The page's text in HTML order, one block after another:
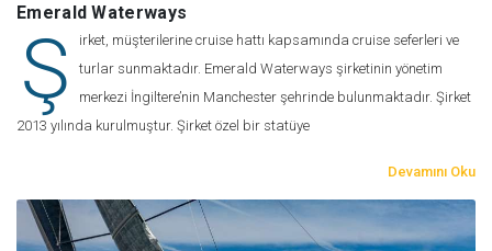
Emerald Waterways
Ş
irket, müşterilerine cruise hattı kapsamında cruise seferleri ve
turlar sunmaktadır. Emerald Waterways şirketinin yönetim
merkezi İngiltere’nin Manchester şehrinde bulunmaktadır. Şirket
2013 yılında kurulmuştur. Şirket özel bir statüye
Devamını Oku